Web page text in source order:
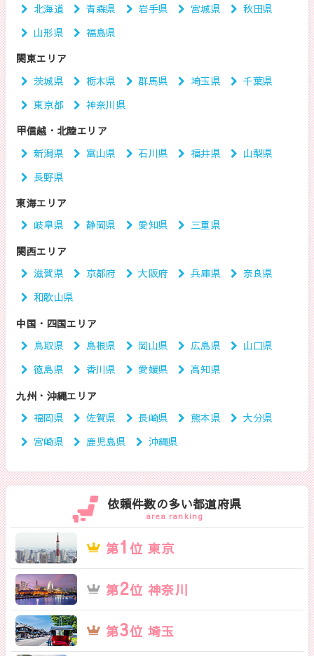
北海道
青森県 岩手県 宮城県
秋田県
山形県
福島県
関東エリア
茨城県
栃木県 群馬県 埼玉県
千葉県
東京都
神奈川県
甲信越・北陸エリア
新潟県
富山県 石川県 福井県
山梨県
長野県
東海エリア
岐阜県
静岡県 愛知県
三重県
関西エリア
滋賀県
京都府 大阪府 兵庫県
奈良県
和歌山県
中国・四国エリア
鳥取県
島根県 岡山県 広島県
山口県
徳島県
香川県 愛媛県
高知県
九州・沖縄エリア
福岡県
佐賀県 長崎県 熊本県
大分県
宮崎県
鹿児島県 沖縄県
依頼件数の多い都道府県
area ranking
第1 位 東京
第2位 神奈川
第3位 埼玉